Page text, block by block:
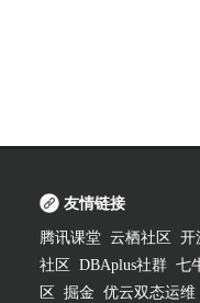
友情链接
腾讯课堂 云栖社区 开
社区
DBAplus社群 七
区
掘金 优云双态运维